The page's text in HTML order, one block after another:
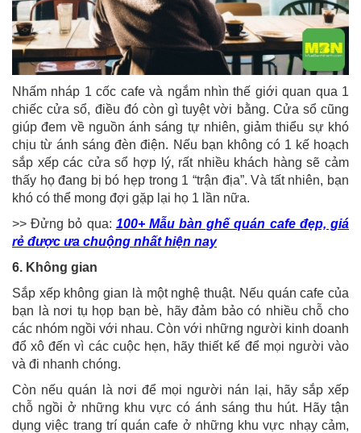
Nhấm nháp 1 cốc cafe và ngắm nhìn thế giới quan qua 1
chiếc cửa sổ, điều đó còn gì tuyệt vời bằng. Cửa sổ cũng
giúp đem về nguồn ánh sáng tự nhiên, giảm thiểu sự khó
chịu từ ánh sáng đèn điện. Nếu bạn không có 1 kế hoạch
sắp xếp các cửa sổ hợp lý, rất nhiều khách hàng sẽ cảm
thấy họ đang bị bó hẹp trong 1 “trận địa”. Và tất nhiên, bạn
khó có thể mong đợi gặp lại họ 1 lần nữa.
>> Đửng bỏ qua: 100+ Mẫu bàn ghế quán cafe đẹp, giá
rẻ được ưa chuộng nhất hiện nay
6. Không gian
Sắp xếp không gian là một nghệ thuật. Nếu quán cafe của
bạn là nơi tụ họp bạn bè, hãy đảm bảo có nhiều chỗ cho
các nhóm ngồi với nhau. Còn với những người kinh doanh
đổ xô đến vì các cuộc hẹn, hãy thiết kế để mọi người vào
và đi nhanh chóng.
Còn nếu quán là nơi để mọi người nán lại, hãy sắp xếp
chỗ ngồi ở những khu vực có ánh sáng thu hút. Hãy tận
dụng việc trang trí quán cafe ở những khu vực nhạy cảm,